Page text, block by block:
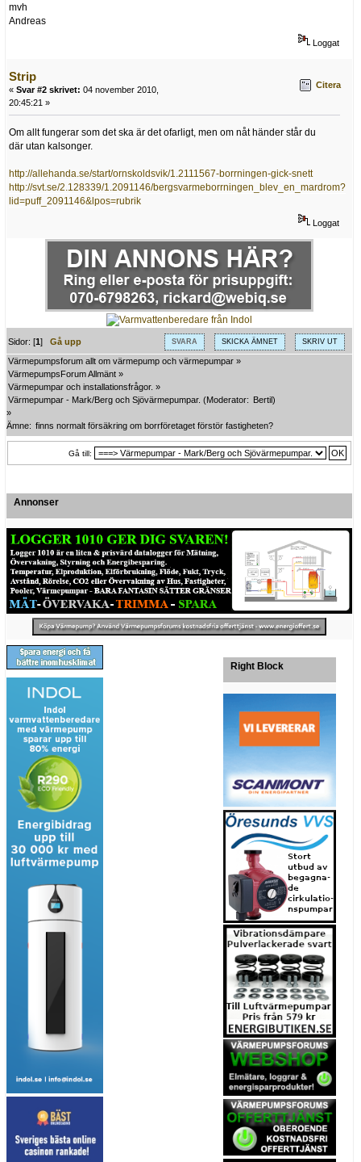
mvh
Andreas
Loggat
Strip
« Svar #2 skrivet: 04 november 2010,
20:45:21 »
Citera
Om allt fungerar som det ska är det ofarligt, men om nåt händer står du
där utan kalsonger.
http://allehanda.se/start/ornskoldsvik/1.2111567-borrningen-gick-snett
http://svt.se/2.128339/1.2091146/bergsvarmeborrningen_blev_en_mardrom?
lid=puff_2091146&lpos=rubrik
Loggat
SVARA SKICKA ÄMNET SKRIV UT
Sidor: [1]Gå upp
Värmepumpsforum allt om värmepump och värmepumpar »
VärmepumpsForum Allmänt »
Värmepumpar och installationsfrågor. »
Värmepumpar - Mark/Berg och Sjövärmepumpar. (Moderator: Bertil)
»
Ämne: finns normalt försäkring om borrföretaget förstör fastigheten?
Gå till:
Annonser
Right Block